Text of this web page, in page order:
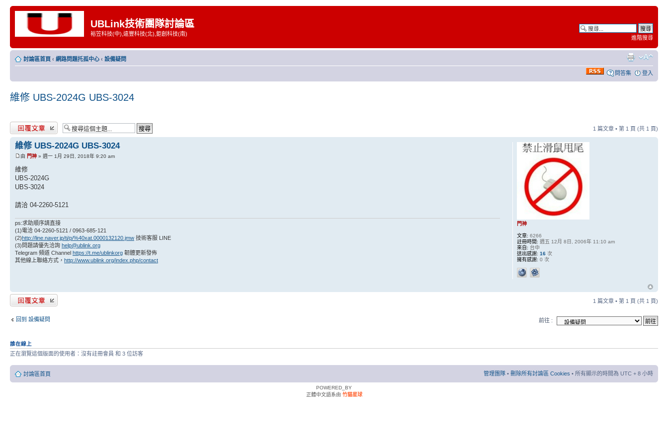
UBLink技術團隊討論區
裕笠科技(中),遠豐科技(北),鉅創科技(南)
進階搜尋
討論區首頁 ‹ 網路問題托孤中心 ‹ 設備疑問
問答集 登入
維修 UBS-2024G UBS-3024
發表回覆 1 篇文章 • 第 1 頁 (共 1 頁)
維修 UBS-2024G UBS-3024
由 門神 » 週一 1月 29日, 2018年 9:20 am
維修
UBS-2024G
UBS-3024
請洽 04-2260-5121
ps:求助順序請直接
(1)電洽 04-2260-5121 / 0963-685-121
(2)http://line.naver.jp/ti/p/%40xat.0000132120.jmw 技術客服 LINE
(3)問題請優先洽詢 help@ublink.org
Telegram 頻道 Channel https://t.me/ublinkorg 韌體更新發佈
其他線上聯絡方式， http://www.ublink.org/index.php/contact
門神
文章: 6266
註冊時間: 週五 12月 8日, 2006年 11:10 am
來自: 台中
送出感謝: 16次
擁有感謝: 0 次
發表回覆 1 篇文章 • 第 1 頁 (共 1 頁)
回到 設備疑問 前往 :
誰在線上
正在瀏覽這個版面的使用者：沒有註冊會員 和 3 位訪客
討論區首頁 管理團隊 • 刪除所有討論區 Cookies • 所有顯示的時間為 UTC + 8 小時
POWERED_BY
正體中文語系由 竹貓星球